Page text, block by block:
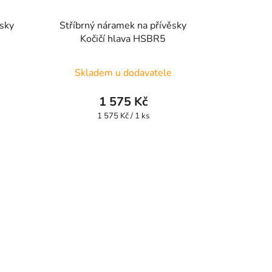
Stříbrný náramek na přívěsky
Kočičí hlava HSBR5
Skladem u dodavatele
1 575 Kč
Měrná
1 575 Kč / 1 ks